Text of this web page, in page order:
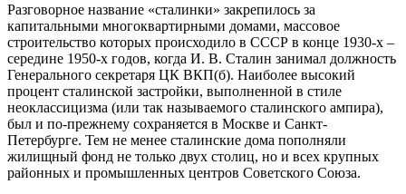
Разговорное название «сталинки» закрепилось за
капитальными многоквартирными домами, массовое
строительство которых происходило в СССР в конце 1930-х –
середине 1950-х годов, когда И. В. Сталин занимал должность
Генерального секретаря ЦК ВКП(б). Наиболее высокий
процент сталинской застройки, выполненной в стиле
неоклассицизма (или так называемого сталинского ампира),
был и по-прежнему сохраняется в Москве и Санкт-
Петербурге. Тем не менее сталинские дома пополняли
жилищный фонд не только двух столиц, но и всех крупных
районных и промышленных центров Советского Союза.